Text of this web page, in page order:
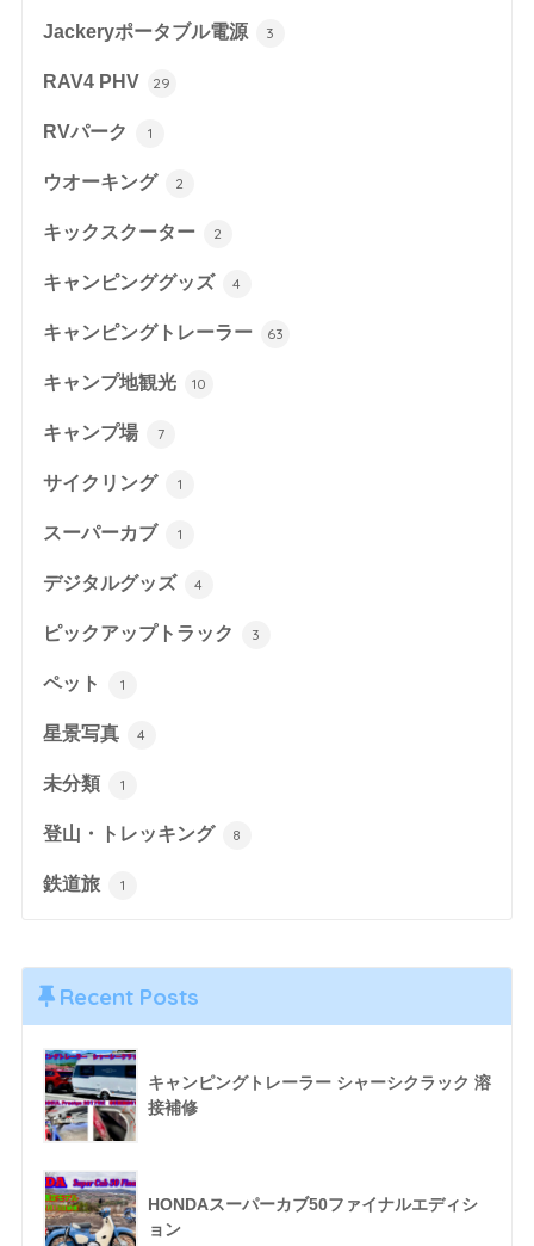
Jackeryポータブル電源 3
RAV4 PHV 29
RVパーク 1
ウオーキング 2
キックスクーター 2
キャンピンググッズ 4
キャンピングトレーラー 63
キャンプ地観光 10
キャンプ場 7
サイクリング 1
スーパーカブ 1
デジタルグッズ 4
ピックアップトラック 3
ペット 1
星景写真 4
未分類 1
登山・トレッキング 8
鉄道旅 1
Recent Posts
キャンピングトレーラー シャーシクラック 溶
接補修
HONDAスーパーカブ50ファイナルエディシ
ョン